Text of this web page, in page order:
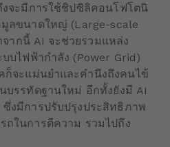
จะมีการใช้ชิปซิลิคอนโฟโตนิ
ลขนาดใหญ่ (Large-scale
ากนี้ AI จะช่วยรวมแหล่ง
บไฟฟ้ากำลัง (Power Grid)
จะแม่นยำและคำนึงถึงคนไข้
บรรทัดฐานใหม่ อีกทั้งยังมี AI
งมีการปรับปรุงประสิทธิภาพ
ถในการตีความ รวมไปถึง